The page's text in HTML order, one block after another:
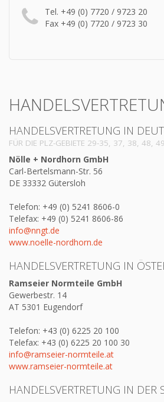
Tel. +49 (0) 7720 / 9723 20
Fax +49 (0) 7720 / 9723 30
HANDELSVERTRETUNG IN
FÜR DIE PLZ-GEBIETE 29-35, 37, 38, 48,
Nölle + Nordhorn GmbH
Carl-Bertelsmann-Str. 56
DE 33332 Gütersloh
Telefon: +49 (0) 5241 8606-0
Telefax: +49 (0) 5241 8606-86
info@nngt.de
www.noelle-nordhorn.de
HANDELSVERTRETUNG IN
Ramseier Normteile GmbH
Gewerbestr. 14
AT 5301 Eugendorf
Telefon: +43 (0) 6225 20 100
Telefax: +43 (0) 6225 20 100 30
info@ramseier-normteile.at
www.ramseier-normteile.at
HANDELSVERTRETUNG IN DER